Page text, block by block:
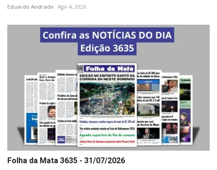
Eduardo Andrade Ago 4, 2026
Folha da Mata 3635 - 31/07/2026